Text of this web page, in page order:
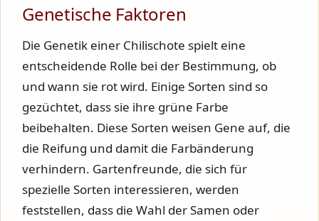
Genetische Faktoren
Die Genetik einer Chilischote spielt eine
entscheidende Rolle bei der Bestimmung, ob
und wann sie rot wird. Einige Sorten sind so
gezüchtet, dass sie ihre grüne Farbe
beibehalten. Diese Sorten weisen Gene auf, die
die Reifung und damit die Farbänderung
verhindern. Gartenfreunde, die sich für
spezielle Sorten interessieren, werden
feststellen, dass die Wahl der Samen oder